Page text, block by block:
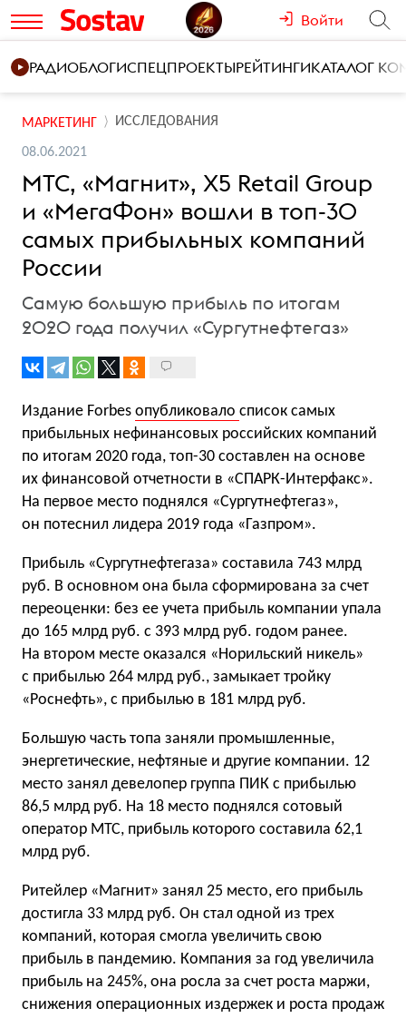
Войти
РАДИОБЛОГИСПЕЦПРОЕКТЫРЕЙТИНГИКАТАЛОГ
МАРКЕТИНГ ИССЛЕДОВАНИЯ
08.06.2021
МТС, «Магнит», X5 Retail Group
и «МегаФон» вошли в топ-30
самых прибыльных компаний
России
Самую большую прибыль по итогам
2020 года получил «Сургутнефтегаз»
Издание Forbes опубликовало список самых
прибыльных нефинансовых российских компаний
по итогам 2020 года, топ-30 составлен на основе
их финансовой отчетности в «СПАРК-Интерфакс».
На первое место поднялся «Сургутнефтегаз»,
он потеснил лидера 2019 года «Газпром».
Прибыль «Сургутнефтегаза» составила 743 млрд
руб. В основном она была сформирована за счет
переоценки: без ее учета прибыль компании упала
до 165 млрд руб. с 393 млрд руб. годом ранее.
На втором месте оказался «Норильский никель»
с прибылью 264 млрд руб., замыкает тройку
«Роснефть», с прибылью в 181 млрд руб.
Большую часть топа заняли промышленные,
энергетические, нефтяные и другие компании. 12
место занял девелопер группа ПИК с прибылью
86,5 млрд руб. На 18 место поднялся сотовый
оператор МТС, прибыль которого составила 62,1
млрд руб.
Ритейлер «Магнит» занял 25 место, его прибыль
достигла 33 млрд руб. Он стал одной из трех
компаний, которая смогла увеличить свою
прибыль в пандемию. Компания за год увеличила
прибыль на 245%, она росла за счет роста маржи,
снижения операционных издержек и роста продаж